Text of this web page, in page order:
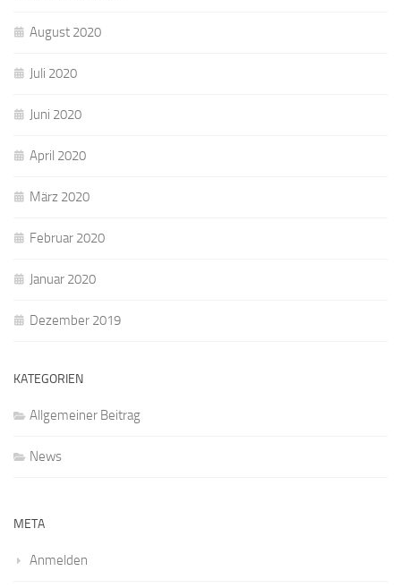
August 2020
Juli 2020
Juni 2020
April 2020
März 2020
Februar 2020
Januar 2020
Dezember 2019
KATEGORIEN
Allgemeiner Beitrag
News
META
Anmelden